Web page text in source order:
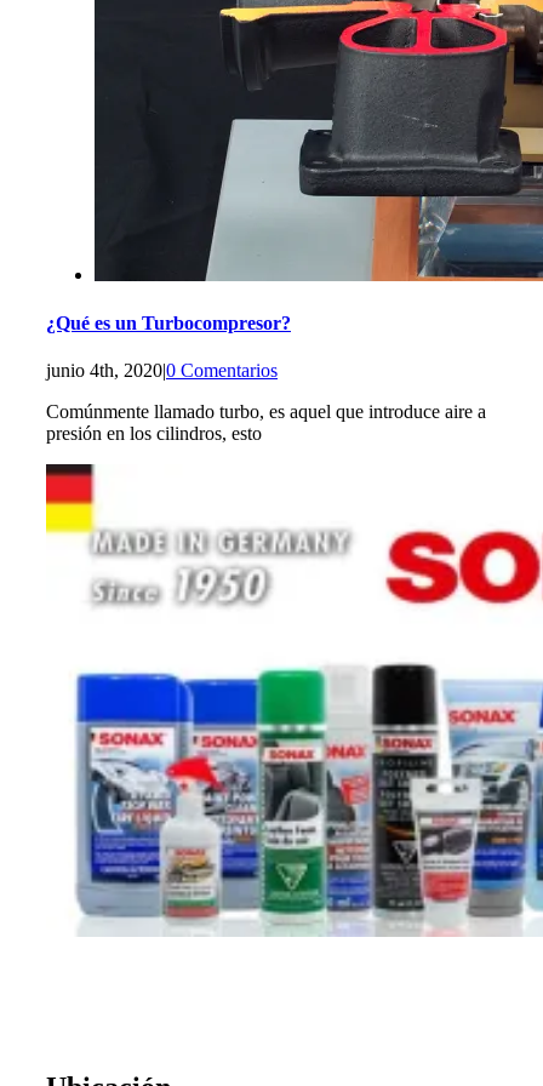
¿Qué es un Turbocompresor?
junio 4th, 2020|0 Comentarios
Comúnmente llamado turbo, es aquel que introduce aire a
presión en los cilindros, esto